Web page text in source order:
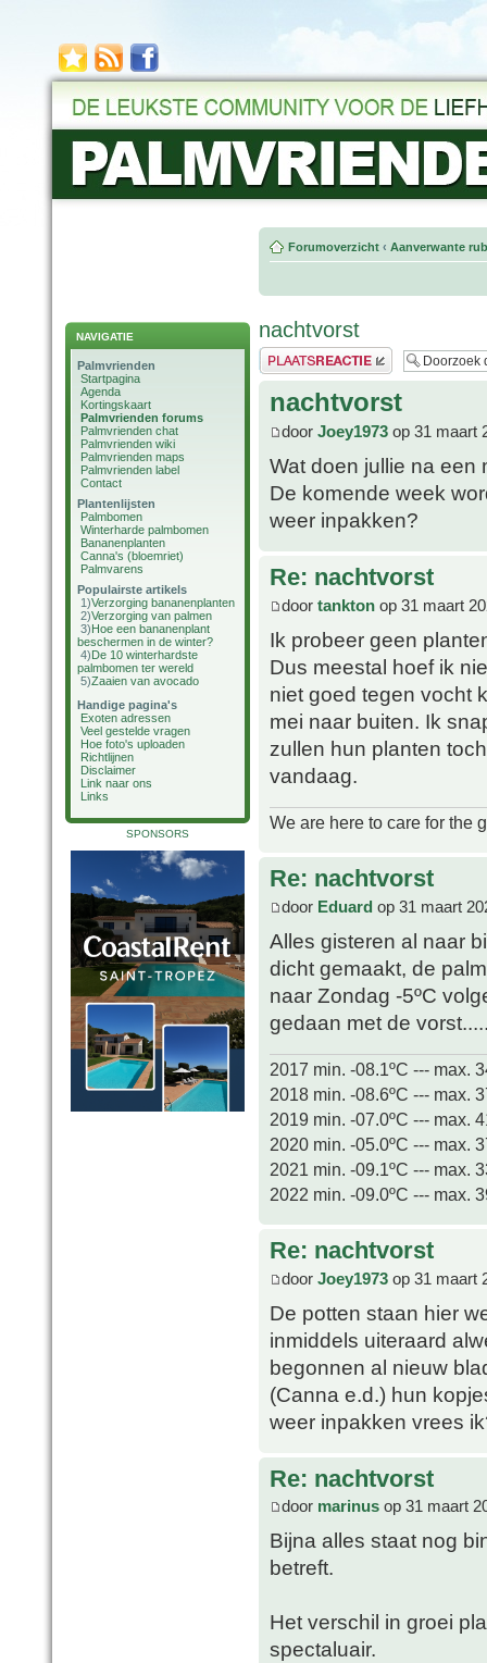
NAVIGATIE
Palmvrienden
Startpagina
Agenda
Kortingskaart
Palmvrienden forums
Palmvrienden chat
Palmvrienden wiki
Palmvrienden maps
Palmvrienden label
Contact
Plantenlijsten
Palmbomen
Winterharde palmbomen
Bananenplanten
Canna's (bloemriet)
Palmvarens
Populairste artikels
1)Verzorging bananenplanten
2)Verzorging van palmen
3)Hoe een bananenplant
beschermen in de winter?
4)De 10 winterhardste
palmbomen ter wereld
5)Zaaien van avocado
Handige pagina's
Exoten adressen
Veel gestelde vragen
Hoe foto's uploaden
Richtlijnen
Disclaimer
Link naar ons
Links
SPONSORS
Forumoverzicht ‹ Aanverwante
nachtvorst
Plaats een reactie
nachtvorst
door Joey1973 op 31 maart
Wat doen jullie na een
De komende week
weer inpakken?
Re: nachtvorst
door tankton op 31 maart
Ik probeer geen
Dus meestal hoef ik
niet goed tegen vocht
mei naar buiten. Ik
zullen hun planten
vandaag.
We are here to care for the
Re: nachtvorst
door Eduard op 31 maart
Alles gisteren al naar
dicht gemaakt, de
naar Zondag -5ºC
gedaan met de
2017 min. -08.1ºC --- max.
2018 min. -08.6ºC --- max.
2019 min. -07.0ºC --- max.
2020 min. -05.0ºC --- max.
2021 min. -09.1ºC --- max.
2022 min. -09.0ºC --- max.
Re: nachtvorst
door Joey1973 op 31 maart
De potten staan hier
inmiddels uiteraard
begonnen al nieuw
(Canna e.d.) hun
weer inpakken vrees
Re: nachtvorst
door marinus op 31 maart
Bijna alles staat nog
betreft.
Het verschil in groei
spectaluair.